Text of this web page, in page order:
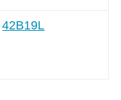
42B19L